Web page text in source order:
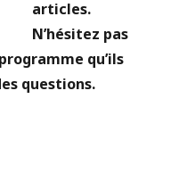
articles.
N’hésitez pas
qu’ils
questions.